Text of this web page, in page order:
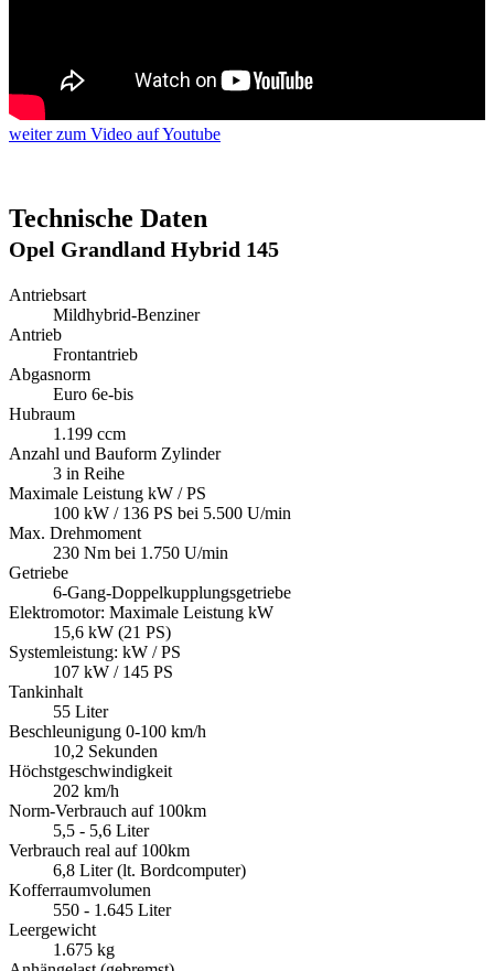
weiterzum Video auf Youtube
Technische Daten
Opel Grandland Hybrid 145
Antriebsart
Mildhybrid-Benziner
Antrieb
Frontantrieb
Abgasnorm
Euro 6e-bis
Hubraum
1.199 ccm
Anzahl und Bauform Zylinder
3 in Reihe
Maximale Leistung kW / PS
100 kW / 136 PS bei 5.500 U/min
Max. Drehmoment
230 Nm bei 1.750 U/min
Getriebe
6-Gang-Doppelkupplungsgetriebe
Elektromotor: Maximale Leistung kW
15,6 kW (21 PS)
Systemleistung: kW / PS
107 kW / 145 PS
Tankinhalt
55 Liter
Beschleunigung 0-100 km/h
10,2 Sekunden
Höchstgeschwindigkeit
202 km/h
Norm-Verbrauch auf 100km
5,5 - 5,6 Liter
Verbrauch real auf 100km
6,8 Liter (lt. Bordcomputer)
Kofferraumvolumen
550 - 1.645 Liter
Leergewicht
1.675 kg